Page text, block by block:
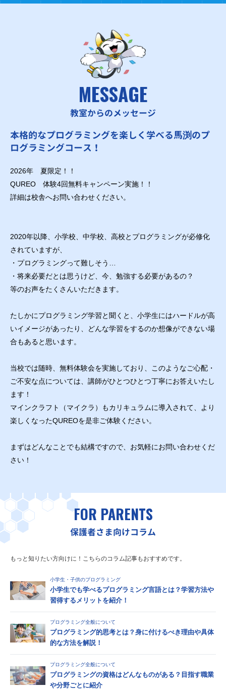
MESSAGE
教室からのメッセージ
本格的なプログラミングを楽しく学べる馬渕のプ
ログラミングコース！
2026年 夏限定！！
QUREO 体験4回無料キャンペーン実施！！
詳細は校舎へお問い合わせください。
2020年以降、小学校、中学校、高校とプログラミングが必修化
されていますが、
・プログラミングって難しそう…
・将来必要だとは思うけど、今、勉強する必要があるの？
等のお声をたくさんいただきます。
たしかにプログラミング学習と聞くと、小学生にはハードルが高
いイメージがあったり、どんな学習をするのか想像ができない場
合もあると思います。
当校では随時、無料体験会を実施しており、このようなご心配・
ご不安な点については、講師がひとつひとつ丁寧にお答えいたし
ます！
マインクラフト（マイクラ）もカリキュラムに導入されて、より
楽しくなったQUREOを是非ご体験ください。
まずはどんなことでも結構ですので、お気軽にお問い合わせくだ
さい！
FOR PARENTS
保護者さま向けコラム
もっと知りたい方向けに！こちらのコラム記事もおすすめです。
小学生・子供のプログラミング
小学生でも学べるプログラミング言語とは？学習方法や
習得するメリットを紹介！
プログラミング全般について
プログラミング的思考とは？身に付けるべき理由や具体
的な方法を解説！
プログラミング全般について
プログラミングの資格はどんなものがある？目指す職業
や分野ごとに紹介